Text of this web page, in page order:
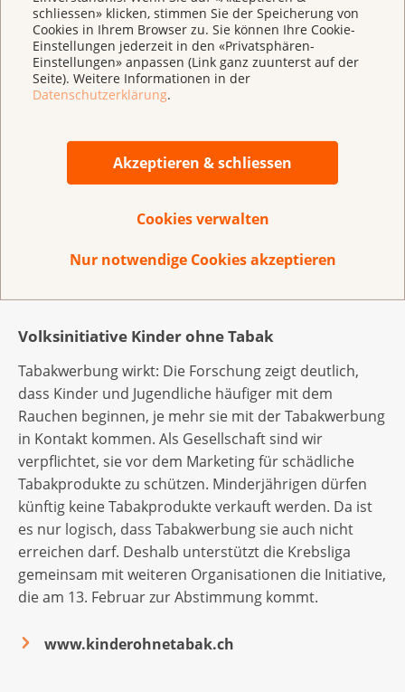
schliessen» klicken, stimmen Sie der Speicherung von
Cookies in Ihrem Browser zu. Sie können Ihre Cookie-
Einstellungen jederzeit in den «Privatsphären-
Einstellungen» anpassen (Link ganz zuunterst auf der
Seite). Weitere Informationen in der
Datenschutzerklärung.
Akzeptieren & schliessen
Cookies verwalten
Nur notwendige Cookies akzeptieren
des Krebsrisikos.
Auch wenn das persönliche Risiko gesenkt werden
kann, ganz vor der Erkrankung schützen kann man
sich nicht. Krebs entsteht aus einem komplexen
nicht beeinflussbarer Faktoren. So spielen auch
genetische Faktoren und der Zufall eine grosse Rolle.
Volksinitiative Kinder ohne Tabak
Tabakwerbung wirkt: Die Forschung zeigt deutlich,
dass Kinder und Jugendliche häufiger mit dem
Rauchen beginnen, je mehr sie mit der Tabakwerbung
in Kontakt kommen. Als Gesellschaft sind wir
verpflichtet, sie vor dem Marketing für schädliche
Tabakprodukte zu schützen. Minderjährigen dürfen
künftig keine Tabakprodukte verkauft werden. Da ist
es nur logisch, dass Tabakwerbung sie auch nicht
erreichen darf. Deshalb unterstützt die Krebsliga
gemeinsam mit weiteren Organisationen die Initiative,
die am 13. Februar zur Abstimmung kommt.
www.kinderohnetabak.ch